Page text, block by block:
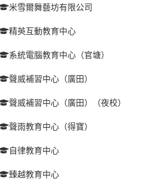
米雪爾舞藝坊有限公司
精英互動教育中心
系統電腦教育中心（官塘）
聲威補習中心（廣田）
聲威補習中心（廣田）（夜校）
聲雨教育中心（得寶）
自律教育中心
臻越教育中心